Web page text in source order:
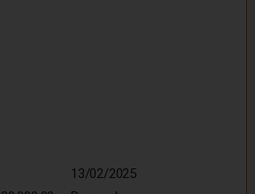
13/02/2025